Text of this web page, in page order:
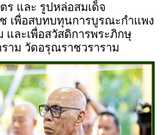
ร และ รูปหล่อสมเด็จ
เพื่อสบทบทุนการบูรณะกำแพง
และเพื่อสวัสดิการพระภิกษุ
าม วัดอรุณราชวราราม